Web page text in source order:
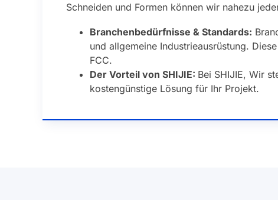
Schneiden und Formen können wir nahezu
Branchenbedürfnisse & Standards:
und allgemeine Industrieausrüstung.
FCC.
Der Vorteil von SHIJIE: Bei SHIJIE, Wir
kostengünstige Lösung für Ihr Projekt.